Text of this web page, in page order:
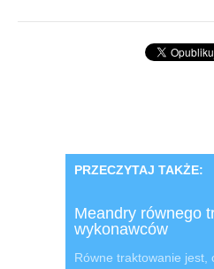
PRZECZYTAJ TAKŻE:
Meandry równego
wykonawców
Równe traktowanie jest,